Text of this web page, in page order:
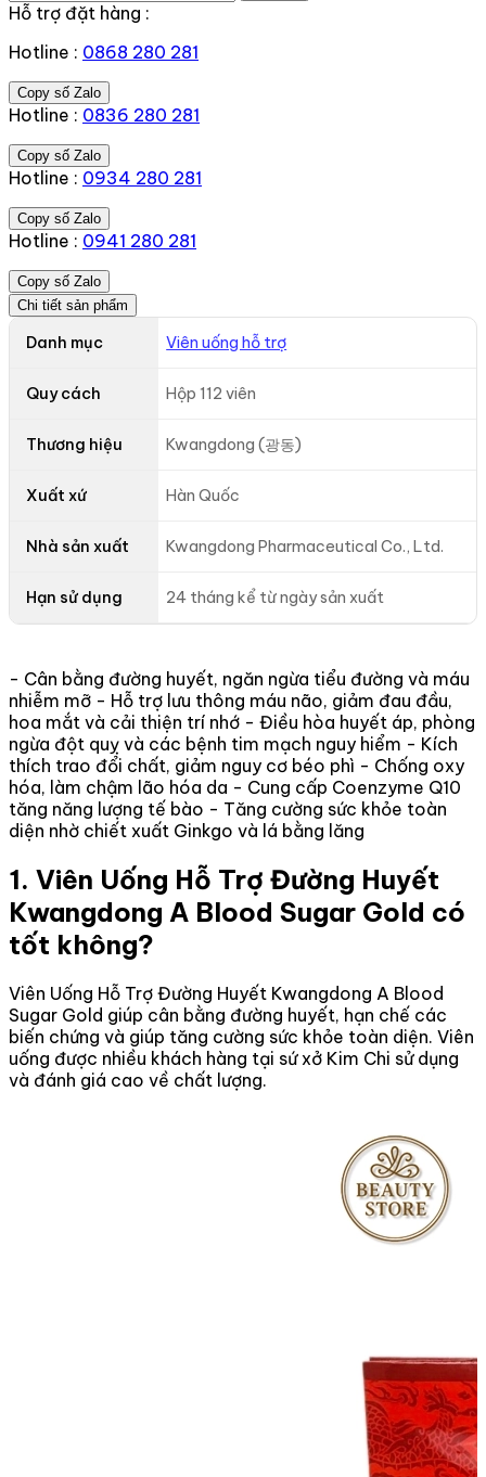
Hỗ trợ đặt hàng :
Hotline : 0868 280 281
Copy số Zalo
Hotline : 0836 280 281
Copy số Zalo
Hotline : 0934 280 281
Copy số Zalo
Hotline : 0941 280 281
Copy số Zalo
Chi tiết sản phẩm
Danh mục Viên uống hỗ trợ
Quy cách Hộp 112 viên
Thương hiệu Kwangdong (광동)
Xuất xứ Hàn Quốc
Nhà sản xuất Kwangdong Pharmaceutical Co., Ltd.
Hạn sử dụng 24 tháng kể từ ngày sản xuất
- Cân bằng đường huyết, ngăn ngừa tiểu đường và máu
nhiễm mỡ - Hỗ trợ lưu thông máu não, giảm đau đầu,
hoa mắt và cải thiện trí nhớ - Điều hòa huyết áp, phòng
ngừa đột quỵ và các bệnh tim mạch nguy hiểm - Kích
thích trao đổi chất, giảm nguy cơ béo phì - Chống oxy
hóa, làm chậm lão hóa da - Cung cấp Coenzyme Q10
tăng năng lượng tế bào - Tăng cường sức khỏe toàn
diện nhờ chiết xuất Ginkgo và lá bằng lăng
1. Viên Uống Hỗ Trợ Đường Huyết
Kwangdong A Blood Sugar Gold có
tốt không?
Viên Uống Hỗ Trợ Đường Huyết Kwangdong A Blood
Sugar Gold giúp cân bằng đường huyết, hạn chế các
biến chứng và giúp tăng cường sức khỏe toàn diện. Viên
uống được nhiều khách hàng tại sứ xở Kim Chi sử dụng
và đánh giá cao về chất lượng.